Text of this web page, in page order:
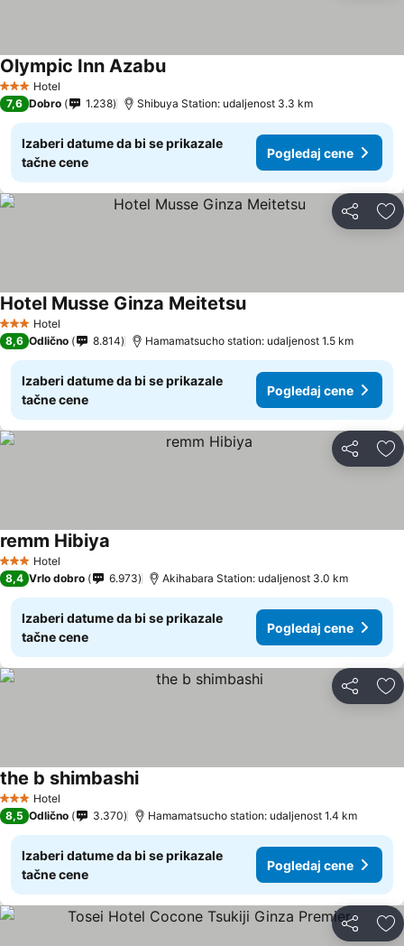
3 Zvezdice
Hotel
Olympic Inn Azabu
7,6 Dobro 1.238 Shibuya Station: udaljenost 3.3 km
Izaberi datume da bi se prikazale
tačne cene
Pogledaj cene
Deli
3 Zvezdice
Hotel
Hotel Musse Ginza Meitetsu
8,6 Odlično 8.814 Hamamatsucho station: udaljenost 1.5 km
Izaberi datume da bi se prikazale
tačne cene
Pogledaj cene
Deli
3 Zvezdice
Hotel
remm Hibiya
8,4 Vrlo dobro 6.973 Akihabara Station: udaljenost 3.0 km
Izaberi datume da bi se prikazale
tačne cene
Pogledaj cene
Deli
3 Zvezdice
Hotel
the b shimbashi
8,5 Odlično 3.370 Hamamatsucho station: udaljenost 1.4 km
Izaberi datume da bi se prikazale
tačne cene
Pogledaj cene
Deli